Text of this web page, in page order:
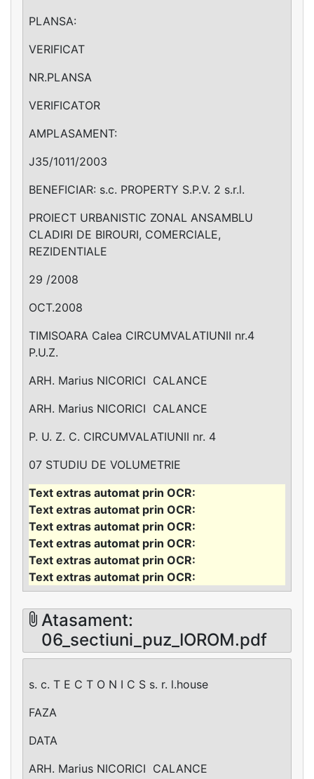
PLANSA:
VERIFICAT
NR.PLANSA
VERIFICATOR
AMPLASAMENT:
J35/1011/2003
BENEFICIAR: s.c. PROPERTY S.P.V. 2 s.r.l.
PROIECT URBANISTIC ZONAL ANSAMBLU
CLADIRI DE BIROURI, COMERCIALE,
REZIDENTIALE
29 /2008
OCT.2008
TIMISOARA Calea CIRCUMVALATIUNII nr.4
P.U.Z.
ARH. Marius NICORICI ­ CALANCE
ARH. Marius NICORICI ­ CALANCE
P. U. Z. C. CIRCUMVALATIUNII nr. 4
07 STUDIU DE VOLUMETRIE
Atasament:
06_sectiuni_puz_IOROM.pdf
s. c. T E C T O N I C S s. r. l.house
FAZA
DATA
ARH. Marius NICORICI ­ CALANCE